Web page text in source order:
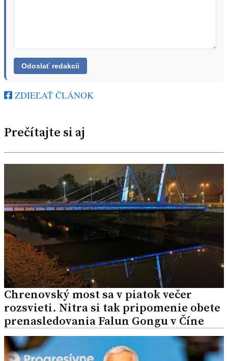
ZDIEĽAŤ ČLÁNOK
Prečítajte si aj
Chrenovský most sa v piatok večer
rozsvieti. Nitra si tak pripomenie obete
prenasledovania Falun Gongu v Číne